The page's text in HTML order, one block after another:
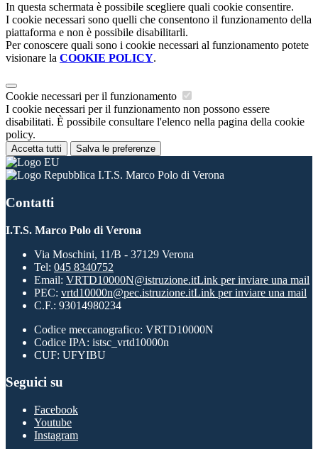
In questa schermata è possibile scegliere quali cookie consentire.
I cookie necessari sono quelli che consentono il funzionamento della
piattaforma e non è possibile disabilitarli.
Per conoscere quali sono i cookie necessari al funzionamento potete
visionare la COOKIE POLICY.
Cookie necessari per il funzionamento
I cookie necessari per il funzionamento non possono essere
disabilitati. È possibile consultare l'elenco nella pagina della cookie
policy.
Accetta tutti Salva le preferenze
I.T.S. Marco Polo di Verona
Contatti
I.T.S. Marco Polo di Verona
Via Moschini, 11/B - 37129 Verona
Tel: 045 8340752
Email: VRTD10000N@istruzione.itLink per inviare una mail
PEC: vrtd10000n@pec.istruzione.itLink per inviare una mail
C.F.: 93014980234
Codice meccanografico: VRTD10000N
Codice IPA: istsc_vrtd10000n
CUF: UFYIBU
Seguici su
Facebook
Youtube
Instagram